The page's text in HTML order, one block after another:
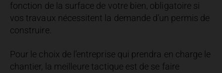
fonction de la surface de votre bien, obligatoire si
vos travaux nécessitent la demande d’un permis de
construire.
Pour le choix de l’entreprise qui prendra en charge le
chantier, la meilleure tactique est de se faire